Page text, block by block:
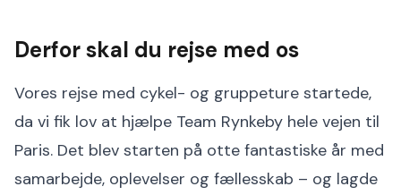
Derfor skal du rejse med os
Vores rejse med cykel- og gruppeture startede,
da vi fik lov at hjælpe Team Rynkeby hele vejen til
Paris. Det blev starten på otte fantastiske år med
samarbejde, oplevelser og fællesskab – og lagde